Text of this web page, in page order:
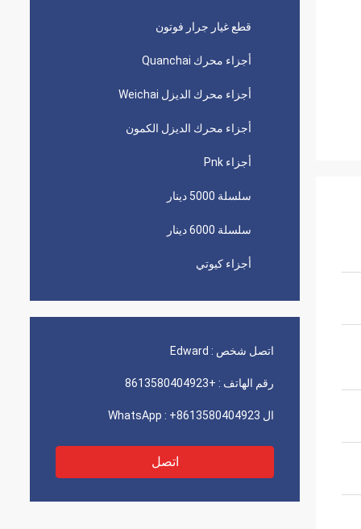
قطع غيار جرار فوتون
أجزاء محرك Quanchai
أجزاء محرك الديزل Weichai
أجزاء محرك الديزل الكمون
أجزاء Pnk
سلسلة 5000 دينار
سلسلة 6000 دينار
أجزاء كيوتي
اتصل شخص : Edward
رقم الهاتف : +8613580404923
ال WhatsApp : +8613580404923
اتصل